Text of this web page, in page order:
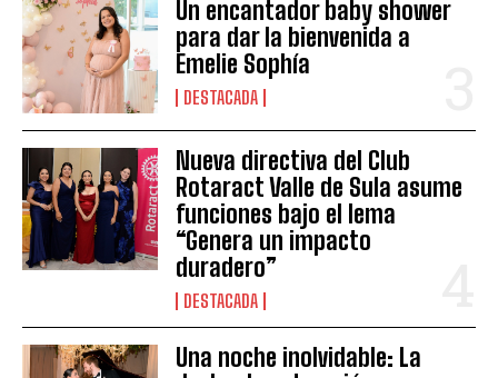
Un encantador baby shower
para dar la bienvenida a
Emelie Sophía
DESTACADA
Nueva directiva del Club
Rotaract Valle de Sula asume
funciones bajo el lema
“Genera un impacto
duradero”
DESTACADA
Una noche inolvidable: La